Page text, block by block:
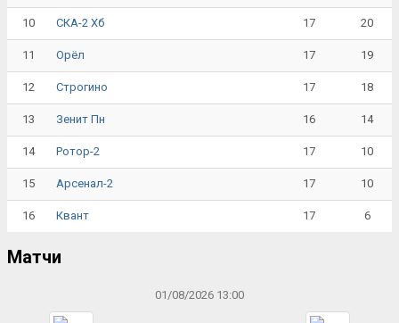
10 СКА-2 Хб 17 20
11 Орёл 17 19
12 Строгино 17 18
13 Зенит Пн 16 14
14 Ротор-2 17 10
15 Арсенал-2 17 10
16 Квант 17 6
Матчи
01/08/2026 13:00